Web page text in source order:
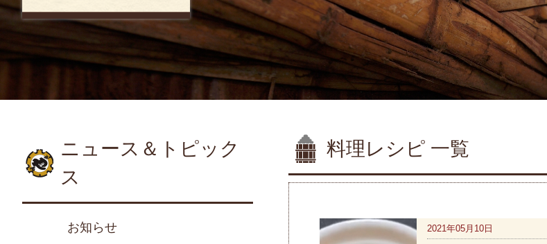
ニュース＆トピック
ス
お知らせ
料理レシピ 一覧
2021年05月10日